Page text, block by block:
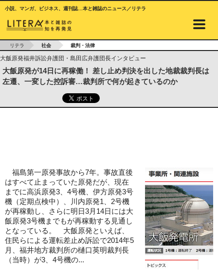
小説、マンガ、ビジネス、週刊誌…本と雑誌のニュース／リテラ
リテラ 社会 裁判・法律
大飯原発福井訴訟弁護団・島田広弁護団長インタビュー
大飯原発が14日に再稼働！ 差し止め判決を出した地裁裁判長は
左遷、一変した控訴審…裁判所で何が起きているのか
福島第一原発事故から7年。事故直後
はすべて止まっていた原発だが、現在
までに高浜原発3、4号機、伊方原発3号
機（定期点検中）、川内原発1、2号機
が再稼動し、さらに明日3月14日には大
飯原発3号機までもが再稼動する見通し
となっている。 大飯原発といえば、
住民らによる運転差止め訴訟で2014年5
月、福井地方裁判所の樋口英明裁判長
（当時）が3、4号機の...